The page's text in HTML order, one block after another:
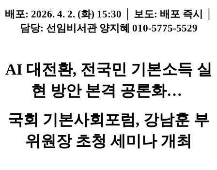
배포: 2026. 4. 2. (화) 15:30 │ 보도: 배포 즉시 │
담당: 선임비서관 양지혜 010-5775-5529
AI 대전환, 전국민 기본소득 실
현 방안 본격 공론화…
국회 기본사회포럼, 강남훈 부
위원장 초청 세미나 개최